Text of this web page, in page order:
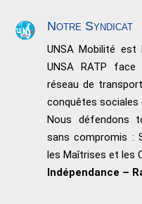
Notre Syndicat
UNSA Mobilité est
UNSA RATP
réseau de
conquêtes sociales
Nous défendons
sans compromis :
les Maîtrises et les
Indépendance –